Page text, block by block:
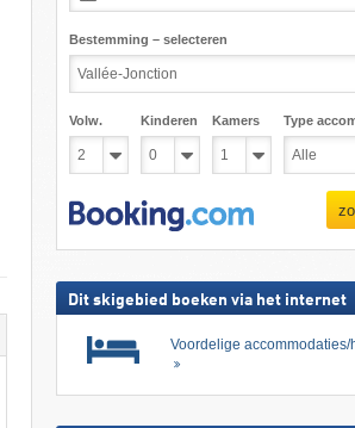
Bestemming – selecteren
Volw. Kinderen Kamers Type
Dit skigebied boeken via het internet
Voordelige accommodaties/